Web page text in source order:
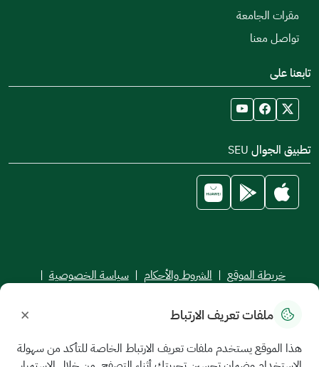
مقرات الجامعة
تواصل معنا
تابعنا على
تطبيق الجوال SEU
خريطة الموقع | الشروط والأحكام | سياسة الخصوصية |
جميع الحقوق محفوظة للجامعة السعودية الإلكترونية © 2026
تم تطويره وصيانته بواسطة الجامعة السعودية الإلكترونية
ملفات تعريف الارتباط ×
هذا الموقع يستخدم ملفات تعريف الارتباط الخاصة للتأكد من سهولة